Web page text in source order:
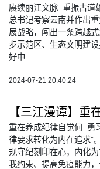
赓续丽江文脉 重振古道
总书记考察云南并作出
展战略，闯出一条跨越
步示范区、生态文明建
好中
2024-07-21 20:40:24
【三江漫谭】重
重在养成纪律自觉何 勇
律要求转化为内在追求”
规守纪刻印在心，内化
我约束、提高免疫能力